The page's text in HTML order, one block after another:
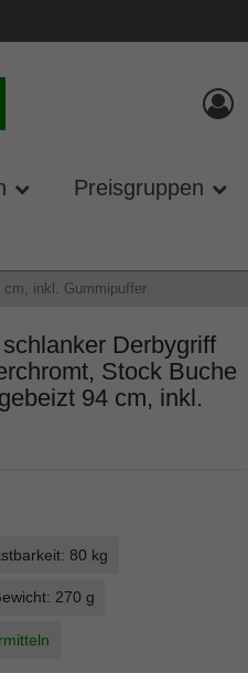
Preisgruppen
inkl. Gummipuffer
Derbygriff
Stock Buche
94 cm, inkl.
80 kg
270 g